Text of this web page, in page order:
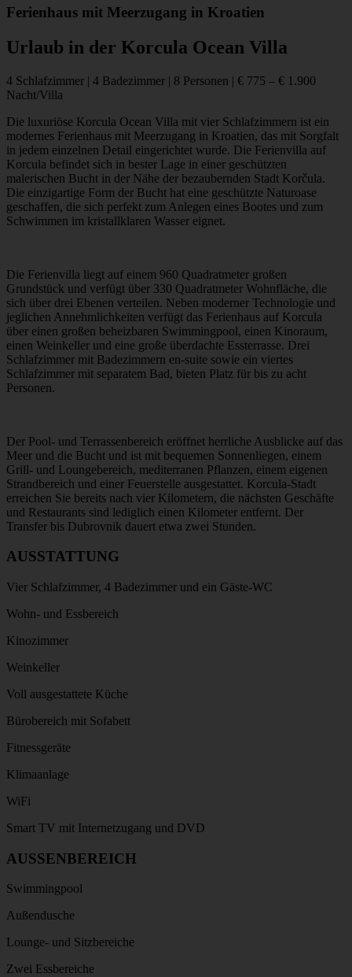
Ferienhaus mit Meerzugang in Kroatien
Urlaub in der Korcula Ocean Villa
4 Schlafzimmer | 4 Badezimmer | 8 Personen | € 775 – € 1.900
Nacht/Villa
Die luxuriöse Korcula Ocean Villa mit vier Schlafzimmern ist ein
modernes Ferienhaus mit Meerzugang in Kroatien, das mit Sorgfalt
in jedem einzelnen Detail eingerichtet wurde. Die Ferienvilla auf
Korcula befindet sich in bester Lage in einer geschützten
malerischen Bucht in der Nähe der bezaubernden Stadt Korčula.
Die einzigartige Form der Bucht hat eine geschützte Naturoase
geschaffen, die sich perfekt zum Anlegen eines Bootes und zum
Schwimmen im kristallklaren Wasser eignet.
Die Ferienvilla liegt auf einem 960 Quadratmeter großen
Grundstück und verfügt über 330 Quadratmeter Wohnfläche, die
sich über drei Ebenen verteilen. Neben moderner Technologie und
jeglichen Annehmlichkeiten verfügt das Ferienhaus auf Korcula
über einen großen beheizbaren Swimmingpool, einen Kinoraum,
einen Weinkeller und eine große überdachte Essterrasse. Drei
Schlafzimmer mit Badezimmern en-suite sowie ein viertes
Schlafzimmer mit separatem Bad, bieten Platz für bis zu acht
Personen.
Der Pool- und Terrassenbereich eröffnet herrliche Ausblicke auf das
Meer und die Bucht und ist mit bequemen Sonnenliegen, einem
Grill- und Loungebereich, mediterranen Pflanzen, einem eigenen
Strandbereich und einer Feuerstelle ausgestattet. Korcula-Stadt
erreichen Sie bereits nach vier Kilometern, die nächsten Geschäfte
und Restaurants sind lediglich einen Kilometer entfernt. Der
Transfer bis Dubrovnik dauert etwa zwei Stunden.
AUSSTATTUNG
Vier Schlafzimmer, 4 Badezimmer und ein Gäste-WC
Wohn- und Essbereich
Kinozimmer
Weinkeller
Voll ausgestattete Küche
Bürobereich mit Sofabett
Fitnessgeräte
Klimaanlage
WiFi
Smart TV mit Internetzugang und DVD
AUSSENBEREICH
Swimmingpool
Außendusche
Lounge- und Sitzbereiche
Zwei Essbereiche